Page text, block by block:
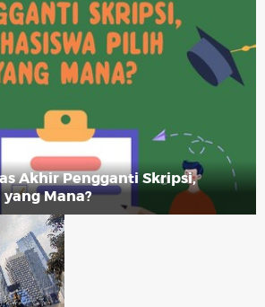
Akhir Pengganti Skripsi,
Mana?